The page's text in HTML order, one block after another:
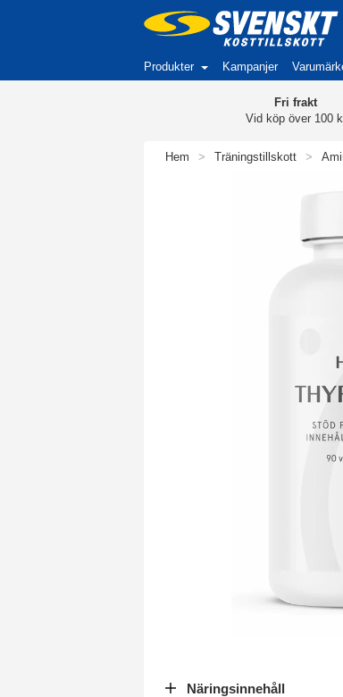
Produkter Kampanjer
Fri frakt
Vid köp över 100
Hem > Träningstillskott >
Näringsinnehåll